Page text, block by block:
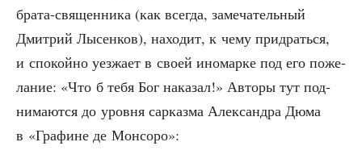
бра­та-свя­щен­ни­ка (как все­гда, заме­ча­тель­ный
Дмит­рий Лысен­ков), нахо­дит, к чему при­драть­ся,
и спо­кой­но уез­жа­ет в сво­ей ино­мар­ке под его поже­
ла­ние: «Что б тебя Бог нака­зал!» Авто­ры тут под­
ни­ма­ют­ся до уров­ня сар­каз­ма Алек­сандра Дюма
в «Гра­фине де Монсоро»: